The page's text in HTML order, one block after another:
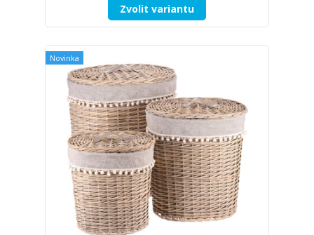
Zvolit variantu
Novinka